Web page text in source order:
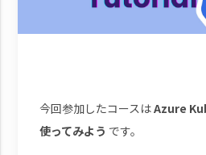
今回参加したコースはAzure
使ってみよう です。